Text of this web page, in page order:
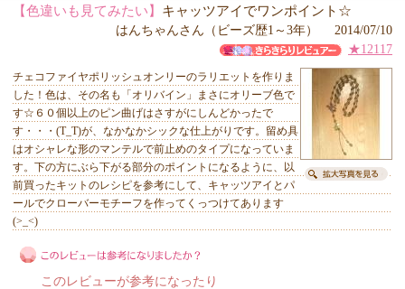
【色違いも見てみたい】 キャッツアイでワンポイント☆
はんちゃんさん（ビーズ歴1～3年） 2014/07/10
★12117
チェコファイヤポリッシュオンリーのラリエットを作りま
した！色は、その名も「オリバイン」まさにオリーブ色で
す☆６０個以上のピン曲げはさすがにしんどかったで
す・・・(T_T)が、なかなかシックな仕上がりです。留め具
はオシャレな形のマンテルで前止めのタイプになっていま
す。下の方にぶら下がる部分のポイントになるように、以
前買ったキットのレシピを参考にして、キャッツアイとパ
ールでクローバーモチーフを作ってくっつけてあります
(>_<)
このレビューが参考になったり